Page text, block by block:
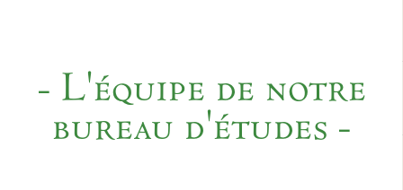
- L'équipe de notre
bureau d'études -